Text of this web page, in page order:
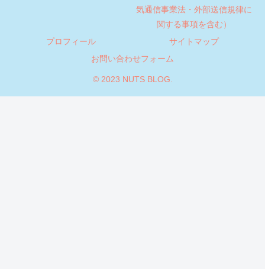
気通信事業法・外部送信規律に
関する事項を含む）
プロフィール
サイトマップ
お問い合わせフォーム
© 2023 NUTS BLOG.